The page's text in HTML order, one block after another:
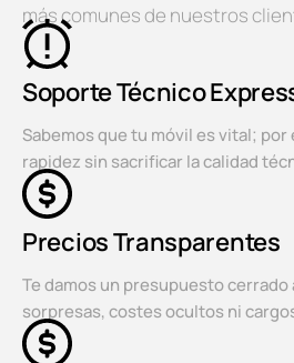
más comunes de nuestros
Soporte Técnico
Sabemos que tu móvil es vital;
rapidez sin sacrificar la calidad
Precios Transparentes
Te damos un presupuesto cerrado
sorpresas, costes ocultos ni